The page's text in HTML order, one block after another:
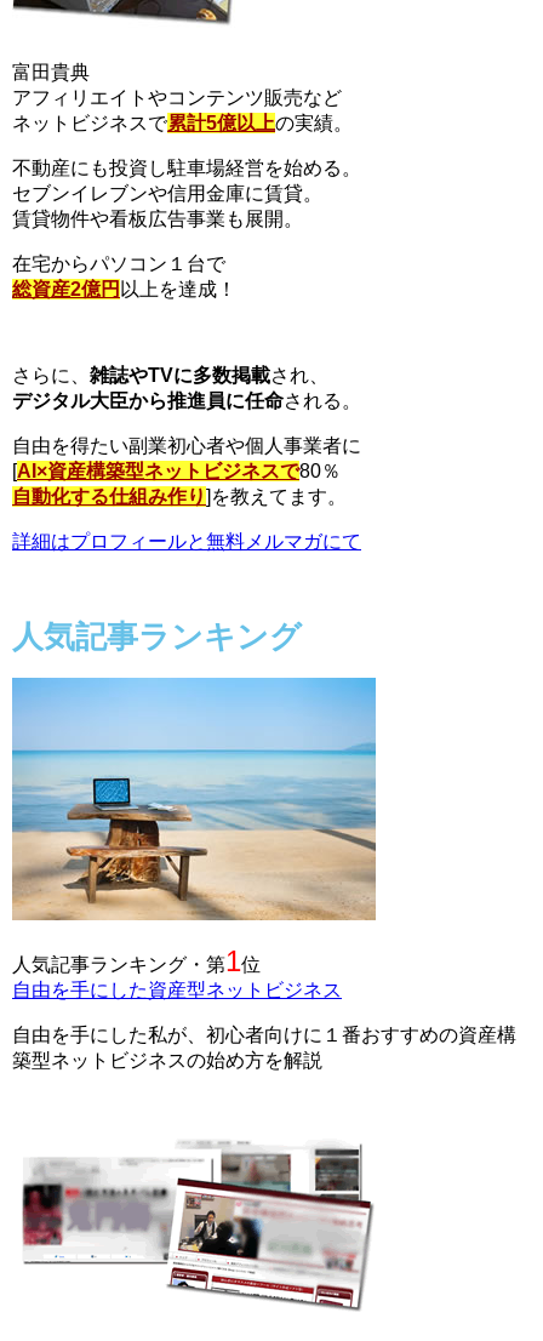
富田貴典
アフィリエイトやコンテンツ販売など
ネットビジネスで累計5億以上の実績。
不動産にも投資し駐車場経営を始める。
セブンイレブンや信用金庫に賃貸。
賃貸物件や看板広告事業も展開。
在宅からパソコン１台で
総資産2億円 以上を達成！
さらに、 雑誌やTVに多数掲載され、
デジタル大臣から推進員に任命される。
自由を得たい副業初心者や個人事業者に
AI×資産構築型ネットビジネスで80％
自動化する仕組み作り ]を教えてます。
詳細はプロフィールと無料メルマガにて
人気記事ランキング
人気記事ランキング・第1位
自由を手にした資産型ネットビジネス
自由を手にした私が、初心者向けに１番おすすめの資産構
築型ネットビジネスの始め方を解説